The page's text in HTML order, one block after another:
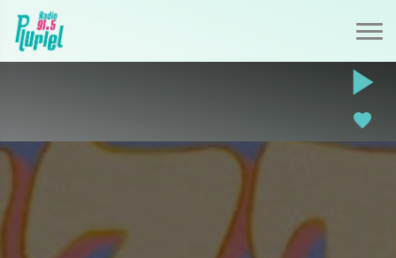
play_arrow
favorite